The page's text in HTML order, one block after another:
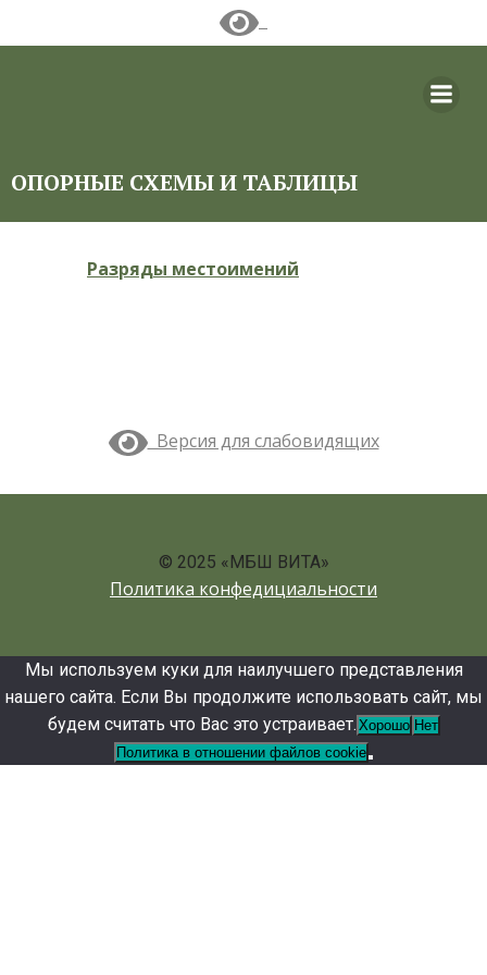
ОПОРНЫЕ СХЕМЫ И ТАБЛИЦЫ
Разряды местоимений
Версия для слабовидящих
© 2025 «МБШ ВИТА»
Политика конфедициальности
Мы используем куки для наилучшего представления
нашего сайта. Если Вы продолжите использовать сайт, мы
будем считать что Вас это устраивает. Хорошо Нет
Политика в отношении файлов cookie